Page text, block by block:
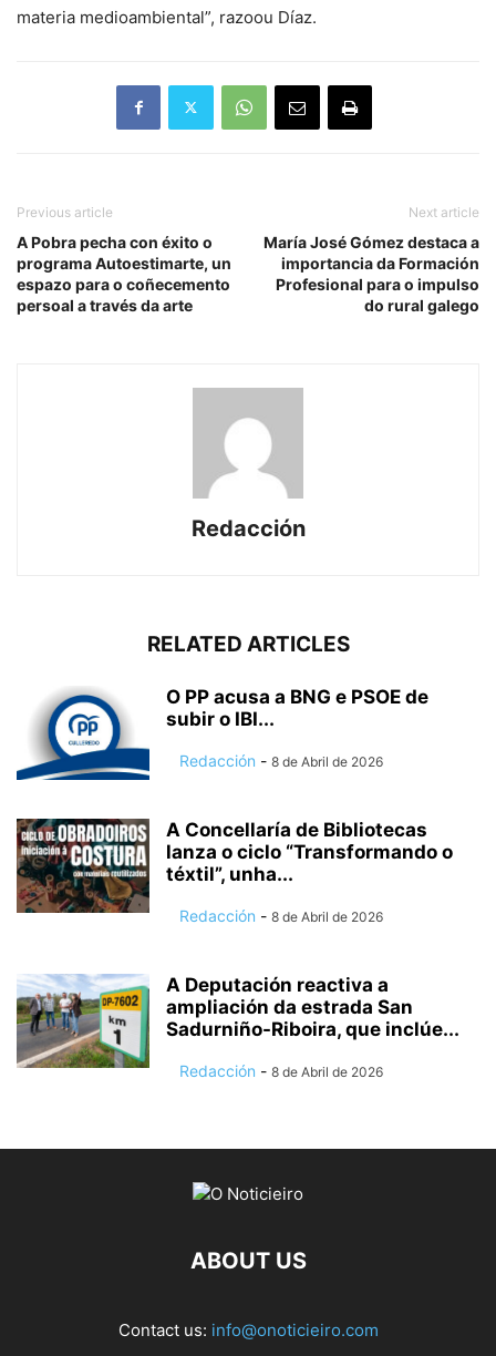
materia medioambiental”, razoou Díaz.
Previous article
A Pobra pecha con éxito o
programa Autoestimarte, un
espazo para o coñecemento
persoal a través da arte
Next article
María José Gómez destaca a
importancia da Formación
Profesional para o impulso
do rural galego
Redacción
RELATED ARTICLES
O PP acusa a BNG e PSOE de
subir o IBI...
Redacción - 8 de Abril de 2026
A Concellaría de Bibliotecas
lanza o ciclo “Transformando o
téxtil”, unha...
Redacción - 8 de Abril de 2026
A Deputación reactiva a
ampliación da estrada San
Sadurniño-Riboira, que inclúe...
Redacción - 8 de Abril de 2026
ABOUT US
Contact us: info@onoticieiro.com